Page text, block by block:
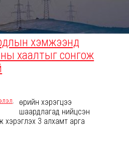
хэмжээнд
хаалтыг сонгож
,
Өөрийн хэрэгцээ
шаардлагад нийцсэн
хэрэглэх 3 алхамт арга